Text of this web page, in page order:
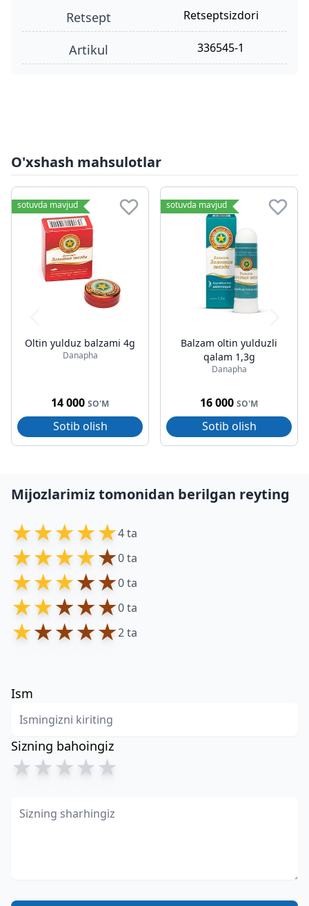
retsept retseptsizdori
Artikul 336545-1
O'xshash mahsulotlar
sotuvda mavjud
Oltin yulduz balzami 4g
Danapha
14 000 SO'M
Sotib olish
sotuvda mavjud
Balzam oltin yulduzli
qalam 1,3g
Danapha
16 000 SO'M
Sotib olish
Mijozlarimiz tomonidan berilgan reyting
★★★★★4 ta
★★★★★0 ta
★★★★★0 ta
★★★★★0 ta
★★★★★2 ta
Ism
Sizning bahoingiz
★★★★★